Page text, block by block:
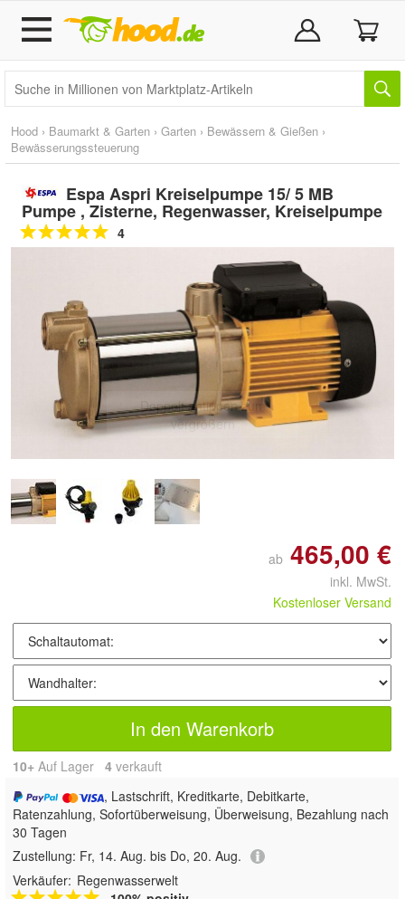
Hood › Baumarkt & Garten › Garten › Bewässern & Gießen ›
Bewässerungssteuerung
Espa Aspri Kreiselpumpe 15/ 5 MB
Pumpe , Zisterne, Regenwasser, Kreiselpumpe
4
Doppelt antippen zum
vergrößern
ab 465,00 €
inkl. MwSt.
Kostenloser Versand
In den Warenkorb
10+ Auf Lager 4 verkauft
, Lastschrift, Kreditkarte, Debitkarte,
Ratenzahlung, Sofortüberweisung, Überweisung, Bezahlung nach
30 Tagen
Zustellung: Fr, 14. Aug. bis Do, 20. Aug.
Verkäufer: Regenwasserwelt